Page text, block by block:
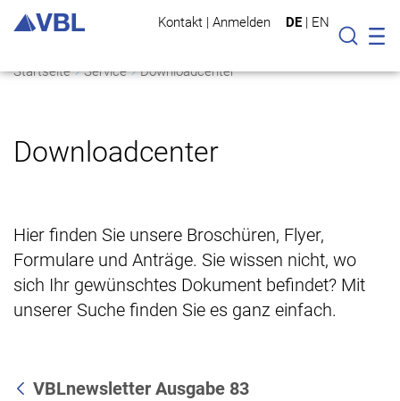
Kontakt | Anmelden DE | EN
Suche
Startseite Service Downloadcenter
Downloadcenter
Hier finden Sie unsere Broschüren, Flyer,
Formulare und Anträge. Sie wissen nicht, wo
sich Ihr gewünschtes Dokument befindet? Mit
unserer Suche finden Sie es ganz einfach.
VBLnewsletter Ausgabe 83